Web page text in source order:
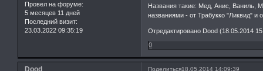
Провел на форуме:
5 месяцев 11 дней
Последний визит:
23.03.2022 09:35:19
Названия такие: Мед, Анис, Ваниль,
названиями - от Трабукко "Ликвид" и
Отредактировано Dood (18.05.2014
0
Поделиться18.05.2014 14:09:39
Dood